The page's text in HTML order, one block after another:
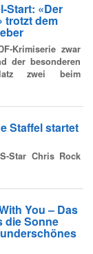
Start: «Der
trotzt dem
Krimiserie zwar
der besonderen
zwei beim
Staffel startet
Star Chris Rock
You – Das
die Sonne